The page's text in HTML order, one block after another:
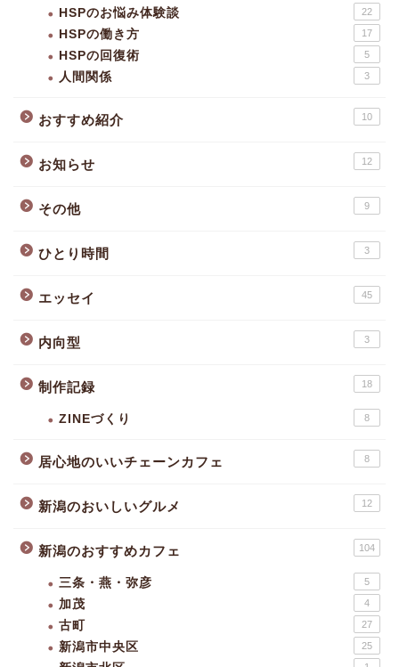
HSPのお悩み体験談 22
HSPの働き方 17
HSPの回復術 5
人間関係 3
おすすめ紹介 10
お知らせ 12
その他 9
ひとり時間 3
エッセイ 45
内向型 3
制作記録 18
ZINEづくり 8
居心地のいいチェーンカフェ 8
新潟のおいしいグルメ 12
新潟のおすすめカフェ 104
三条・燕・弥彦 5
加茂 4
古町 27
新潟市中央区 25